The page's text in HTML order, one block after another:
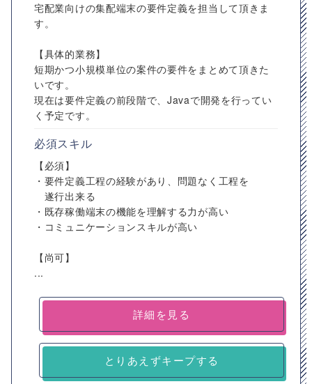
宅配業向けの集配端末の要件定義を担当して頂きま
す。
【具体的業務】
短期かつ小規模単位の案件の要件をまとめて頂きた
いです。
現在は要件定義の前段階で、Javaで開発を行ってい
く予定です。
必須スキル
【必須】
・要件定義工程の経験があり、問題なく工程を
遂行出来る
・既存稼働端末の機能を理解する力が高い
・コミュニケーションスキルが高い
【尚可】
...
詳細を見る
とりあえずキープする